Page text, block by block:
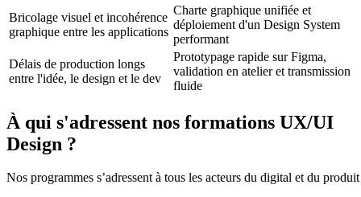
Bricolage visuel et incohérence
graphique entre les applications
Charte graphique unifiée et
déploiement d'un Design System
performant
Délais de production longs
entre l'idée, le design et le dev
Prototypage rapide sur Figma,
validation en atelier et transmission
fluide
À qui s'adressent nos formations UX/UI
Design ?
Nos programmes s’adressent à tous les acteurs du digital et du